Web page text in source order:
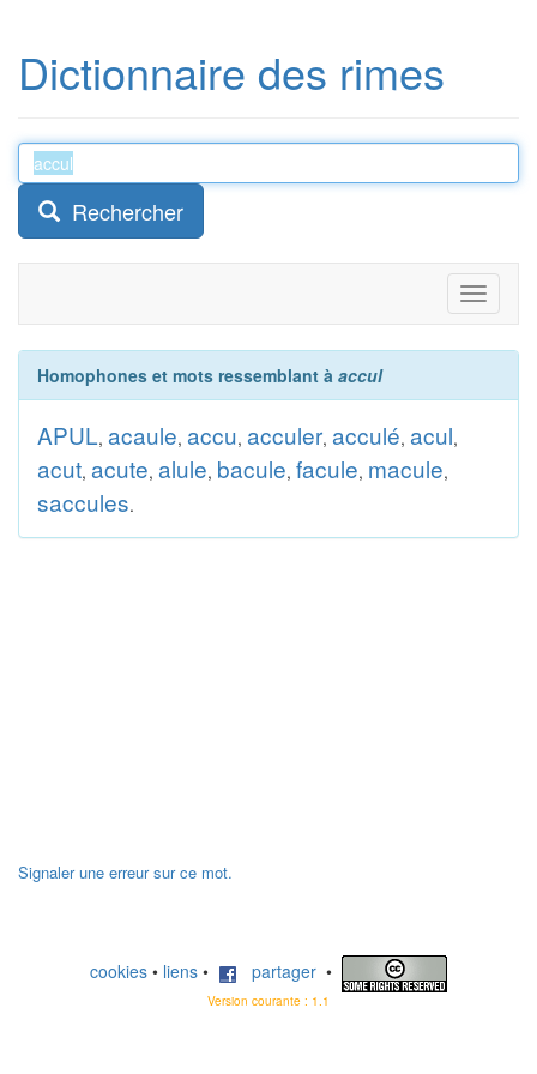
Dictionnaire des rimes
Rechercher
Toggle
Homophones et mots ressemblant à accul
APUL, acaule, accu, acculer, acculé, acul,
acut, acute, alule, bacule, facule, macule,
saccules.
Signaler une erreur sur ce mot.
cookies • liens • partager •
Version courante : 1.1